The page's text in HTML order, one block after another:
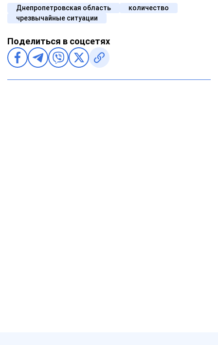
Днепропетровская область
количество
чрезвычайные ситуации
Поделиться в соцсетях